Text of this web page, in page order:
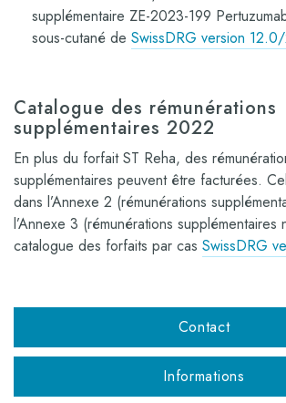
supplémentaire ZE-2023-199
sous-cutané de SwissDRG version
Catalogue des rémunérations
supplémentaires 2022
En plus du forfait ST Reha, des
supplémentaires peuvent être facturées.
dans l’Annexe 2 (rémunérations
l’Annexe 3 (rémunérations supplémentaires
catalogue des forfaits par cas SwissDRG
Contact
Informations